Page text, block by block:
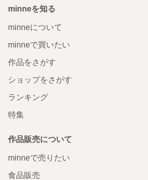
minneを知る
minneについて
minneで買いたい
作品をさがす
ショップをさがす
ランキング
特集
作品販売について
minneで売りたい
食品販売